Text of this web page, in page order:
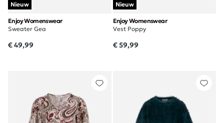
Nieuw
Enjoy Womenswear
Sweater Gea
€ 49,99
Nieuw
Enjoy Womenswear
Vest Poppy
€ 59,99